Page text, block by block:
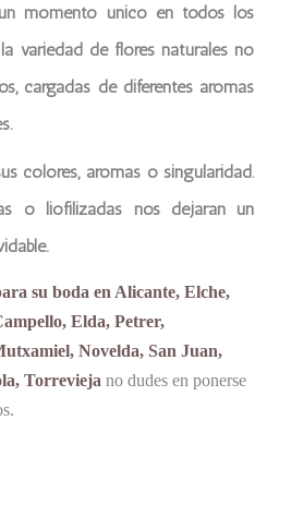
momento único en todos los
variedad de flores naturales no
cargadas de diferentes aromas
colores, aromas o singularidad.
o liofilizadas nos dejaran un
su boda en Alicante, Elche,
Elda, Petrer,
Novelda, San Juan,
Torrevieja no dudes en ponerse